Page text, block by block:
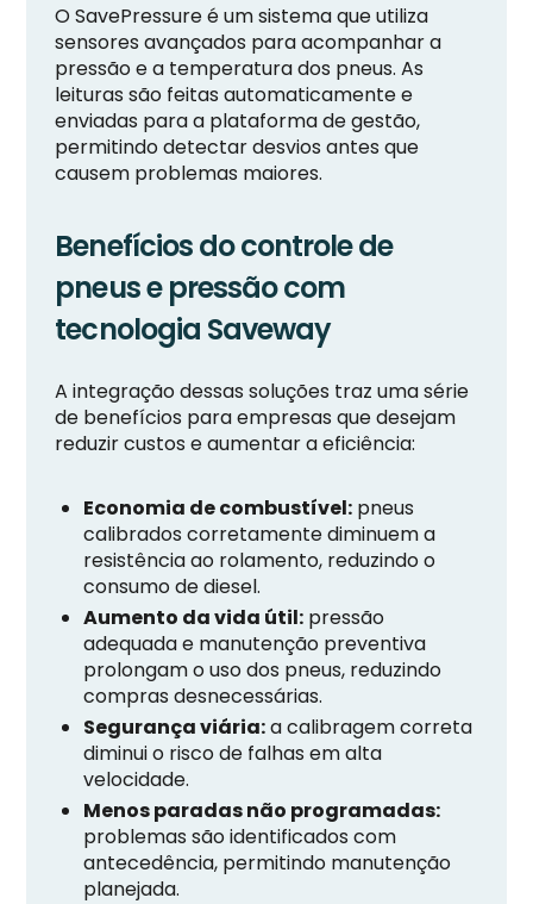
O SavePressure é um sistema que utiliza
sensores avançados para acompanhar a
pressão e a temperatura dos pneus. As
leituras são feitas automaticamente e
enviadas para a plataforma de gestão,
permitindo detectar desvios antes que
causem problemas maiores.
Benefícios do controle de
pneus e pressão com
tecnologia Saveway
A integração dessas soluções traz uma série
de benefícios para empresas que desejam
reduzir custos e aumentar a eficiência:
Economia de combustível: pneus
calibrados corretamente diminuem a
resistência ao rolamento, reduzindo o
consumo de diesel.
Aumento da vida útil: pressão
adequada e manutenção preventiva
prolongam o uso dos pneus, reduzindo
compras desnecessárias.
Segurança viária:a calibragem correta
diminui o risco de falhas em alta
velocidade.
Menos paradas não programadas:
problemas são identificados com
antecedência, permitindo manutenção
planejada.